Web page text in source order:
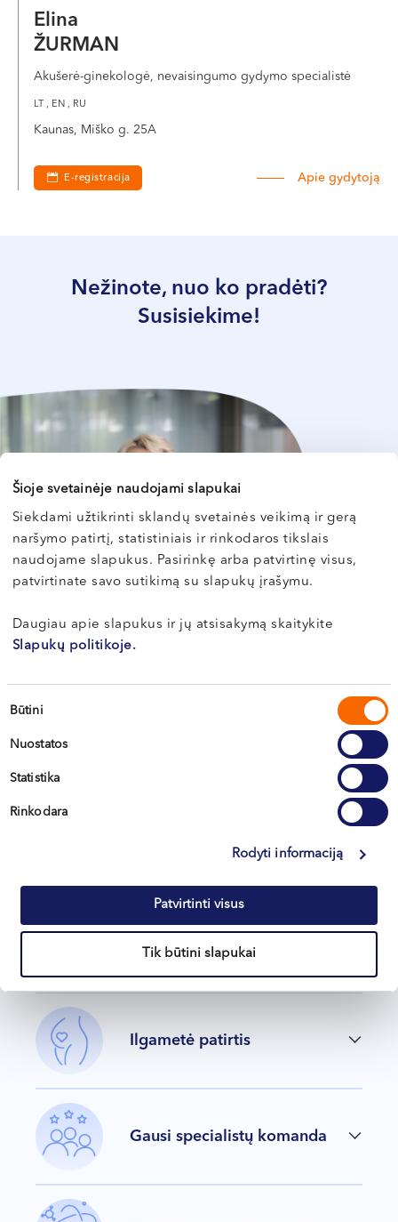
Šioje svetainėje naudojami slapukai
Siekdami užtikrinti sklandų svetainės veikimą ir gerą
naršymo patirtį, statistiniais ir rinkodaros tikslais
naudojame slapukus. Pasirinkę arba patvirtinę visus,
patvirtinate savo sutikimą su slapukų įrašymu.
Daugiau apie slapukus ir jų atsisakymą skaitykite
Slapukų politikoje.
Sutikimo
Būtini
Nuostatos
Statistika
Rinkodara
Rodyti informaciją
Patvirtinti visus
Tik būtini slapukai
Elina
ŽURMAN
Akušerė-ginekologė, nevaisingumo gydymo specialistė
LT , EN , RU
Kaunas, Miško g. 25A
E-registracija Apie gydytoją
Nežinote, nuo ko pradėti?
Susisiekime!
Renata Gylytė
„Northway“ vaisingumo centrų koordinatorė
LT / EN / RU
Kodėl renkasi mus?
Ilgametė patirtis
Gausi specialistų komanda